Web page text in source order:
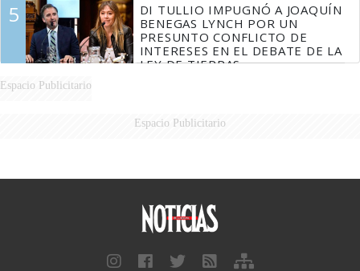
5
DI TULLIO IMPUGNÓ A JOAQUÍN
BENEGAS LYNCH POR UN
PRESUNTO CONFLICTO DE
INTERESES EN EL DEBATE DE LA
LEY DE TIERRAS
Espacio Publicitario
Espacio Publicitario